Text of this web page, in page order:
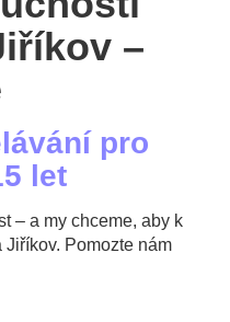
–
pro
let
– a my chceme, aby k
Jiříkov. Pomozte nám